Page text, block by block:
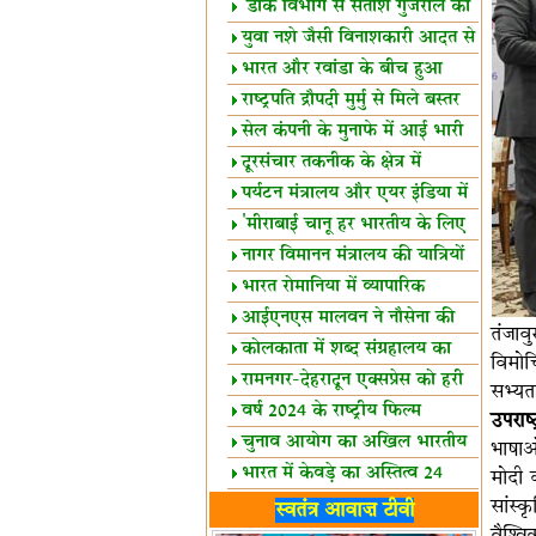
शैक्षिक सत्र शुरू
'डाक विभाग से सतीश गुजराल का
रिश्ता गहरा'
युवा नशे जैसी विनाशकारी आदत से
दूर रहें-मोदी
भारत और रवांडा के बीच हुआ
व्यापार विस्तार
राष्ट्रपति द्रौपदी मुर्मु से मिले बस्तर
के प्रतिनिधि
सेल कंपनी के मुनाफे में आई भारी
उछाल!
दूरसंचार तकनीक के क्षेत्र में
उत्कृष्टता पुरस्कार
पर्यटन मंत्रालय और एयर इंडिया में
समझौता
'मीराबाई चानू हर भारतीय के लिए
प्रेरणा'
नागर विमानन मंत्रालय की यात्रियों
को सलाह
भारत रोमानिया में व्यापारिक
साझेदारियां
आईएनएस मालवन ने नौसेना की
ताकत बढ़ाई
कोलकाता में शब्द संग्रहालय का
उद्घाटन
रामनगर-देहरादून एक्सप्रेस को हरी
झंडीवर्ष 2024 के राष्ट्रीय फिल्म
पुरस्कारों की घोषणा
चुनाव आयोग का अखिल भारतीय
मीडिया सम्मेलन
भारत में केवड़े का अस्तित्‍व 24
लाख वर्ष!
लखनऊ में 'एक राष्ट्र एक चुनाव'
स्वतंत्र आवाज़ टीवी